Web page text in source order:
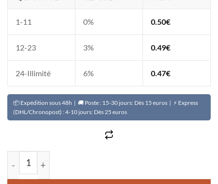
1-11 0% 0.50€
12-23 3% 0.49€
24-Illimité 6% 0.47€
📦 Expédition sous 48h | 🚚 Poste : 15-30 jours: Dès 15 euros | ⚡ Express
(DHL/Chronopost) : 4-10 jours: Dès 25 euros
quantité de Savon unifiant BELLE CLAIRE action rapide